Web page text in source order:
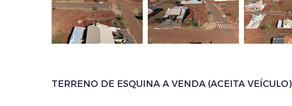
TERRENO DE ESQUINA A VENDA (ACEITA VEÍCULO)